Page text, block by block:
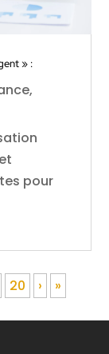
» :
,
pour
20 › »